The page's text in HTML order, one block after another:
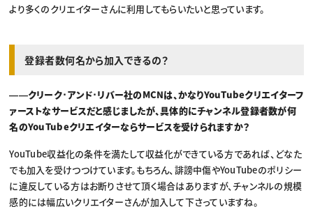
より多くのクリエイターさんに利用してもらいたいと思っています。
登録者数何名から加入できるの？
――クリーク･アンド･リバー社のMCNは、かなりYouTubeクリエイターフ
ァーストなサービスだと感じましたが、具体的にチャンネル登録者数が何
名のYouTubeクリエイターならサービスを受けられますか？
YouTube収益化の条件を満たして収益化ができている方であれば、どなた
でも加入を受けつつけています。もちろん、誹謗中傷やYouTubeのポリシー
に違反している方はお断りさせて頂く場合はありますが、チャンネルの規模
感的には幅広いクリエイターさんが加入して下さっていますね。